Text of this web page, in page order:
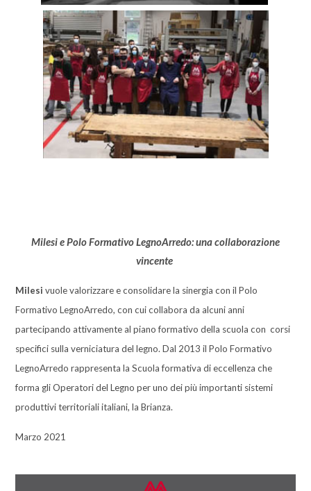
Milesi e Polo Formativo LegnoArredo: una collaborazione
vincente
Milesi vuole valorizzare e consolidare la sinergia con il Polo
Formativo LegnoArredo, con cui collabora da alcuni anni
partecipando attivamente al piano formativo della scuola con corsi
specifici sulla verniciatura del legno. Dal 2013 il Polo Formativo
LegnoArredo rappresenta la Scuola formativa di eccellenza che
forma gli Operatori del Legno per uno dei più importanti sistemi
produttivi territoriali italiani, la Brianza.
Marzo 2021